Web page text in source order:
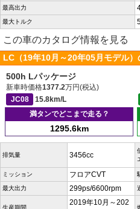
最高出力
最大トルク
この車のカタログ情報を見る
LC（19年10月～20年05月モデル
500h Lパッケージ
新車時価格1377.2万円(税込)
JC08
15.8km/L
満タンでどこまで走る？
1295.6km
排気量 3456cc
ミッション フロアCVT
最大出力 299ps/6600rpm
生産期間
2019年10月～202